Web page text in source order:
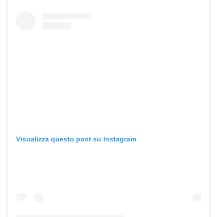
Visualizza questo post su Instagram